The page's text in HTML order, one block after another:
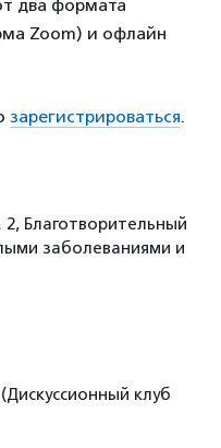
два формата
Zoom) и офлайн
зарегистрироваться.
Благотворительный
заболеваниями и
клуб